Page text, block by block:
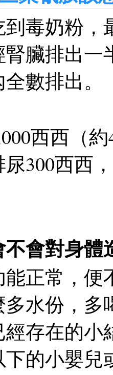
毒奶粉，
臟排出一
數排出。
西西（
300西西
會對身體
正常，便
水份，多
存在的小
的小嬰兒